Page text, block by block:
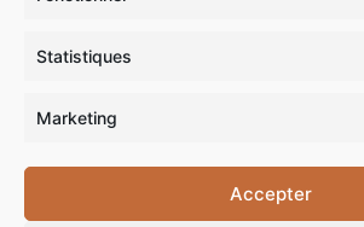
Statistiques
Marketing
Accepter